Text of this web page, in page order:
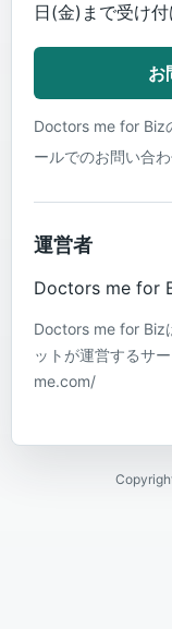
日(金)まで受け付
お
Doctors me for Biz
ールでのお問い合
運営者
Doctors me for
Doctors me for Biz
ットが運営するサ
me.com/